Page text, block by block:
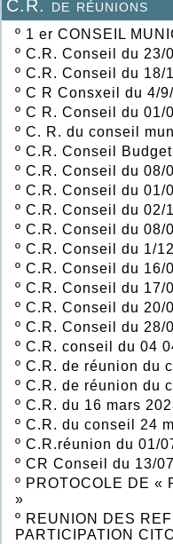
C.R. de réunions
º 1 er CONSEIL
º C.R. Conseil du 23/
º C.R. Conseil du 18/
º C R Consxeil du 4/
º C R. Conseil du 01/
º C. R. du conseil
º C.R. Conseil
º C.R. Conseil du 08/
º C.R. Conseil du 01/
º C.R. Conseil du 02/
º C.R. Conseil du 08/
º C.R. Conseil du 1/
º C.R. Conseil du 16/
º C.R. Conseil du 17/
º C.R. Conseil du 20/
º C.R. Conseil du 28/
º C.R. conseil du 04
º C.R. de réunion du
º C.R. de réunion du
º C.R. du 16 mars
º C.R. du conseil 24
º C.R.réunion du 01/
º CR Conseil du 13/
º PROTOCOLE DE «
»
º REUNION DES
PARTICIPATION